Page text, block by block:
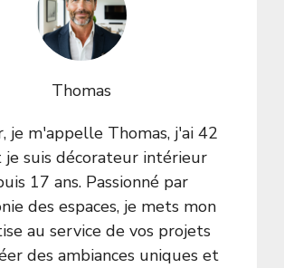
Thomas
je m'appelle Thomas, j'ai 42
je suis décorateur intérieur
17 ans. Passionné par
des espaces, je mets mon
au service de vos projets
des ambiances uniques et